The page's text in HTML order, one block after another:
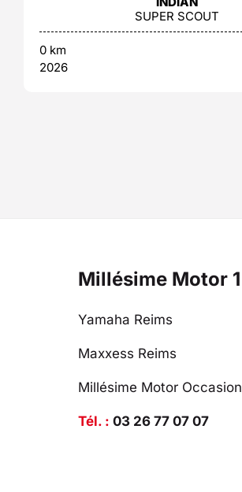
SUPER SCOUT
0 km
2026
Millésime Motor 1
Yamaha Reims
Maxxess Reims
Millésime Motor Occasion
Tél. : 03 26 77 07 07